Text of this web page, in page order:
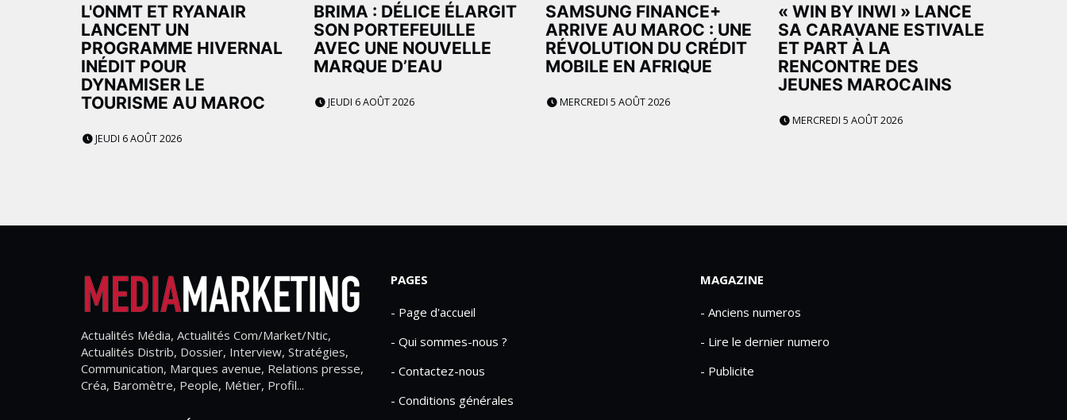
L'ONMT ET RYANAIR
LANCENT UN
PROGRAMME HIVERNAL
INÉDIT POUR
DYNAMISER LE
TOURISME AU MAROC
JEUDI 6 AOÛT 2026
BRIMA : DÉLICE ÉLARGIT
SON PORTEFEUILLE
AVEC UNE NOUVELLE
MARQUE D’EAU
JEUDI 6 AOÛT 2026
SAMSUNG FINANCE+
ARRIVE AU MAROC : UNE
RÉVOLUTION DU CRÉDIT
MOBILE EN AFRIQUE
MERCREDI 5 AOÛT 2026
« WIN BY INWI » LANCE
SA CARAVANE ESTIVALE
ET PART À LA
RENCONTRE DES
JEUNES MAROCAINS
MERCREDI 5 AOÛT 2026
Actualités Média, Actualités Com/Market/Ntic,
Actualités Distrib, Dossier, Interview, Stratégies,
Communication, Marques avenue, Relations presse,
Créa, Baromètre, People, Métier, Profil...
PAGES
- Page d'accueil
- Qui sommes-nous ?
- Contactez-nous
- Conditions générales
MAGAZINE
- Anciens numeros
- Lire le dernier numero
- Publicite